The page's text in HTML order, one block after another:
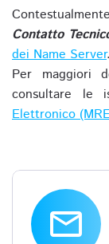
Contatto
dei Name Server.
Per maggiori
consultare le
Elettronico
email